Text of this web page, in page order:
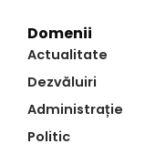
Domenii
Actualitate
Dezvăluiri
Administrație
Politic